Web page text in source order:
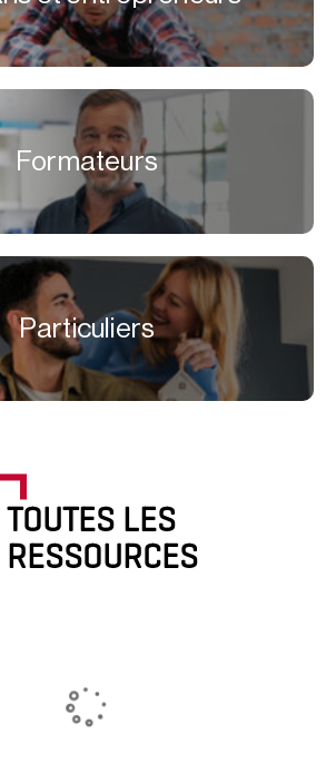
Formateurs
Particuliers
TOUTES LES
RESSOURCES